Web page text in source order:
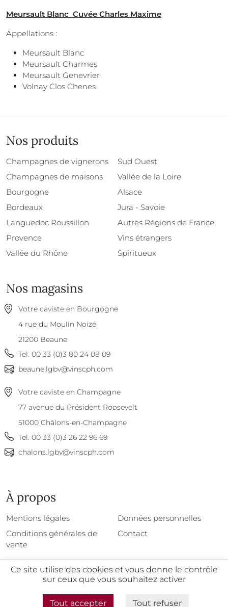
Meursault Blanc Cuvée Charles Maxime
Appellations :
Meursault Blanc
Meursault Charmes
Meursault Genevrier
Volnay Clos Chenes
Nos produits
Champagnes de vignerons
Champagnes de maisons
Bourgogne
Bordeaux
Languedoc Roussillon
Provence
Vallée du Rhône
Sud Ouest
Vallée de la Loire
Alsace
Jura - Savoie
Autres Régions de France
Vins étrangers
Spiritueux
Nos magasins
Votre caviste en Bourgogne
4 rue du Moulin Noizé
21200 Beaune
Tel. 00 33 (0)3 80 24 08 09
beaune.lgbv@vinscph.com
Votre caviste en Champagne
77 avenue du Président Roosevelt
51000 Châlons-en-Champagne
Tel. 00 33 (0)3 26 22 96 69
chalons.lgbv@vinscph.com
À propos
À propos
Mentions légales
Conditions générales de
vente
Données personnelles
Contact
Ce site utilise des cookies et vous donne le contrôle
sur ceux que vous souhaitez activer
Tout accepter Tout refuser